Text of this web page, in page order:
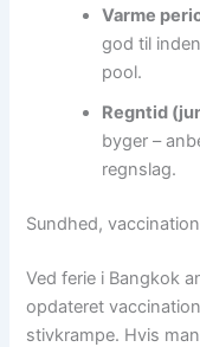
Varme
god til
pool.
Regntid
byger –
regnslag.
Sundhed,
Ved ferie i Bangkok
opdateret
stivkrampe. Hvis